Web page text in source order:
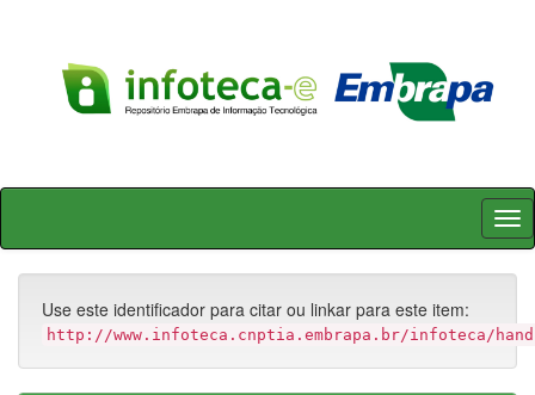
Skip
Use este identificador para citar ou linkar para este item:
http://www.infoteca.cnptia.embrapa.br/infoteca/